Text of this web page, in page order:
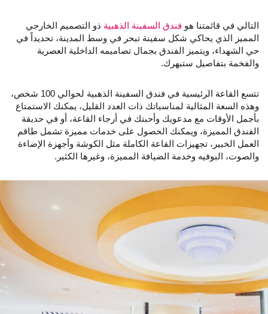
التالي في قائمتنا هو فندق السفينة الذهبية ذو التصميم الخارجي
المميز الذي يحاكي شكل سفينة تبحر في وسط المدينة، تحديداً في
حي الشهداء، ويتميز الفندق بجمال تصاميمه الداخلية العصرية
والفخمة بتفاصيل ستبهرك.
تتسع القاعة الرئيسية في فندق السفينة الذهبية لحوالي 100 شخص،
وهذه السعة المثالية لمناسباتك ذات العدد القليل، يمكنك الاستمتاع
بأجمل الأوقات مع مدعويك وأحبتك في أرجاء القاعة، أو في حديقة
الفندق المميزة، ويمكنك الحصول على خدمات مميزة تشمل طاقم
العمل الخبير، تجهيزات القاعة الكاملة مثل الكوشة وأجهزة الإضاءة
والصوت، البوفيه وخدمة الضيافة المميزة، وغيرها الكثير.